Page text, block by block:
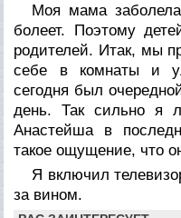
Моя мама
болеет. Поэтому
родителей. Итак, мы
себе в комнаты и
сегодня был
день. Так сильно я
Анастейша в
такое ощущение, что
Я включил
за вином.